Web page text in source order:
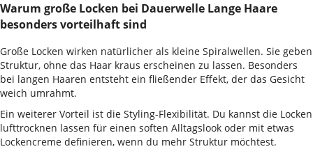
Warum große Locken bei Dauerwelle Lange Haare
besonders vorteilhaft sind
Große Locken wirken natürlicher als kleine Spiralwellen. Sie geben
Struktur, ohne das Haar kraus erscheinen zu lassen. Besonders
bei langen Haaren entsteht ein fließender Effekt, der das Gesicht
weich umrahmt.
Ein weiterer Vorteil ist die Styling-Flexibilität. Du kannst die Locken
lufttrocknen lassen für einen soften Alltagslook oder mit etwas
Lockencreme definieren, wenn du mehr Struktur möchtest.